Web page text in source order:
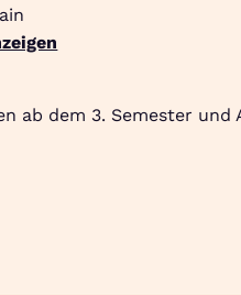
ab dem 3. Semester und